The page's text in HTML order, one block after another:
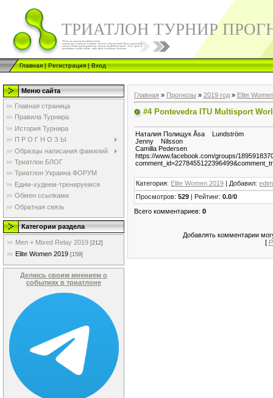
ТРИАТЛОН ТУРНИР
Главная|Регистрация|Вход
Меню сайта
Главная страница
Правила Турнира
История Турнира
П Р О Г Н О З Ы
Образцы написания фамилий
Триатлон БЛОГ
Триатлон Украина ФОРУМ
Едим-худеем-тренируемся
Обмен ссылками
Обратная связь
Категории раздела
Men + Mixed Relay 2019 [212]
Elite Women 2019 [159]
Делюсь своим мнением о
событиях в триатлоне
Главная » Прогнозы » 2019 год » Elite
#4 Pontevedra ITU Multisport
Наталия Полищук Åsa Lundström
Jenny Nilsson
Camilla Pedersen
https://www.facebook.com/groups/
Категория: Elite Women 2019 | Добавил:
Просмотров: 529 | Рейтинг: 0.0/0
Всего комментариев: 0
Добавлять комментарии
[